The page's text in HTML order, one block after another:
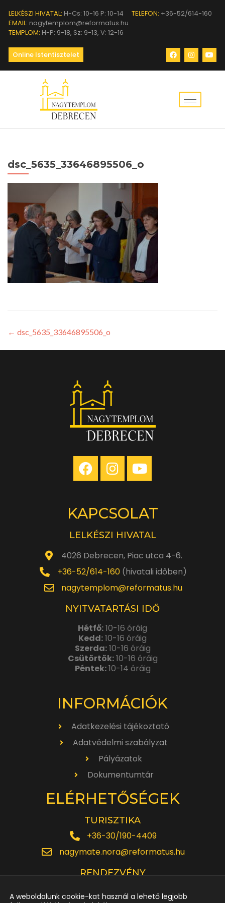
LELKÉSZI HIVATAL: H-Cs: 10-16 P: 10-14 TELEFON: +36-52/614-160
EMAIL: nagytemplom@reformatus.hu
TEMPLOM: H-P: 9-18, Sz: 9-13, V: 12-16
Online Istentisztelet
dsc_5635_33646895506_o
← dsc_5635_33646895506_o
KAPCSOLAT
LELKÉSZI HIVATAL
4026 Debrecen, Piac utca 4-6.
+36-52/614-160(hivatali időben)
nagytemplom@reformatus.hu
NYITVATARTÁSI IDŐ
Hétfő:10-16 óráig
Kedd:10-16 óráig
Szerda:10-16 óráig
Csütörtök:10-16 óráig
Péntek:10-14 óráig
INFORMÁCIÓK
Adatkezelési tájékoztató
Adatvédelmi szabályzat
Pályázatok
Dokumentumtár
ELÉRHETŐSÉGEK
TURISZTIKA
+36-30/190-4409
nagymate.nora@reformatus.hu
RENDEZVÉNY
A weboldalunk cookie-kat használ a lehető legjobb